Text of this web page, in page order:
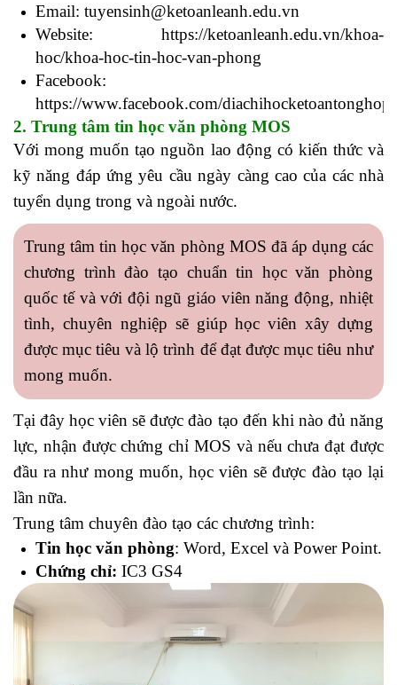
Email: tuyensinh@ketoanleanh.edu.vn
Website: https://ketoanleanh.edu.vn/khoa-
hoc/khoa-hoc-tin-hoc-van-phong
Facebook:
https://www.facebook.com/
2. Trung tâm tin học văn phòng MOS
Với mong muốn tạo nguồn lao động có kiến thức và
kỹ năng đáp ứng yêu cầu ngày càng cao của các nhà
tuyển dụng trong và ngoài nước.
Trung tâm tin học văn phòng MOS đã áp dụng các
chương trình đào tạo chuẩn tin học văn phòng
quốc tế và với đội ngũ giáo viên năng động, nhiệt
tình, chuyên nghiệp sẽ giúp học viên xây dựng
được mục tiêu và lộ trình để đạt được mục tiêu như
mong muốn.
Tại đây học viên sẽ được đào tạo đến khi nào đủ năng
lực, nhận được chứng chỉ MOS và nếu chưa đạt được
đầu ra như mong muốn, học viên sẽ được đào tạo lại
lần nữa.
Trung tâm chuyên đào tạo các chương trình:
Tin học văn phòng: Word, Excel và Power Point.
Chứng chỉ: IC3 GS4